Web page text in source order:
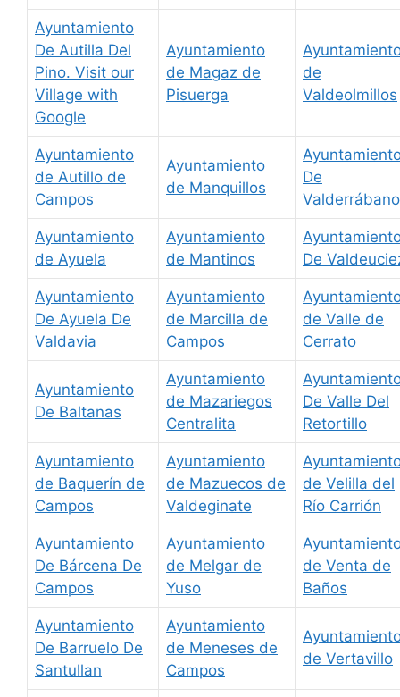
Ayuntamiento
De Autilla Del
Pino. Visit our
Village with
Google
Ayuntamiento
de Magaz de
Pisuerga
de
Valdeolmillos
Ayuntamiento
de Autillo de
Campos
Ayuntamiento
de Manquillos
De
Valderrábano
Ayuntamiento
de Ayuela
Ayuntamiento
de Mantinos
De
Ayuntamiento
De Ayuela De
Valdavia
Ayuntamiento
de Marcilla de
Campos
de Valle de
Cerrato
Ayuntamiento
De Baltanas
Ayuntamiento
de Mazariegos
Centralita
De Valle Del
Retortillo
Ayuntamiento
de Baquerín de
Campos
Ayuntamiento
de Mazuecos de
Valdeginate
de Velilla del
Río Carrión
Ayuntamiento
De Bárcena De
Campos
Ayuntamiento
de Melgar de
Yuso
de Venta de
Baños
Ayuntamiento
De Barruelo De
Santullan
Ayuntamiento
de Meneses de
Campos
de Vertavillo